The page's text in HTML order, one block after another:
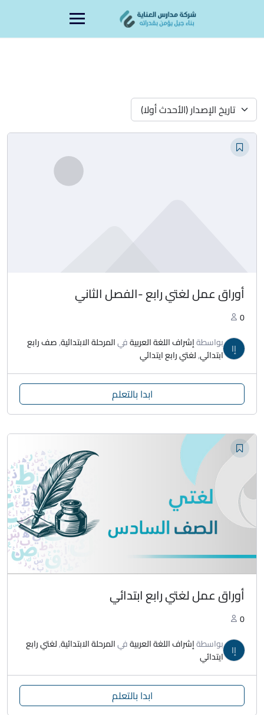
تاريخ الإصدار (الأحدث أولا)
أوراق عمل لغتي رابع -الفصل الثاني
0
إا بواسطةإشراف اللغة العربيةفيالمرحلة الابتدائية,صف رابع
ابتدائي,لغتي رابع ايتدائي
ابدا بالتعلم
أوراق عمل لغتي رابع ابتدائي
0
إا بواسطةإشراف اللغة العربيةفيالمرحلة الابتدائية,لغتي رابع
ايتدائي
ابدا بالتعلم